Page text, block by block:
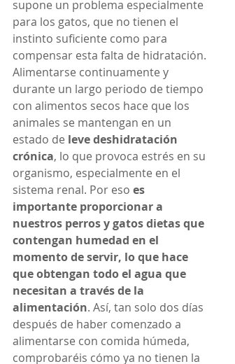
supone un problema especialmente
para los gatos, que no tienen el
instinto suficiente como para
compensar esta falta de hidratación.
Alimentarse continuamente y
durante un largo periodo de tiempo
con alimentos secos hace que los
animales se mantengan en un
estado de leve deshidratación
crónica, lo que provoca estrés en su
organismo, especialmente en el
sistema renal. Por eso es
importante proporcionar a
nuestros perros y gatos dietas que
contengan humedad en el
momento de servir, lo que hace
que obtengan todo el agua que
necesitan a través de la
alimentación. Así, tan solo dos días
después de haber comenzado a
alimentarse con comida húmeda,
comprobaréis cómo ya no tienen la